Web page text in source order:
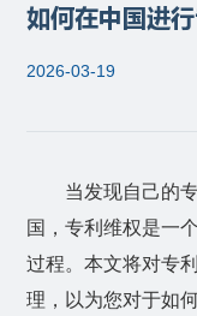
如何在中国进
2026-03-19
当发现自己的
国，专利维权是一
过程。本文将对专
理，以为您对于如